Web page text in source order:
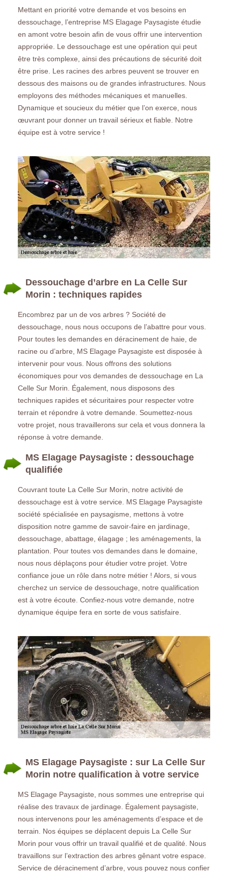
Mettant en priorité votre demande et vos besoins en
dessouchage, l’entreprise MS Elagage Paysagiste étudie
en amont votre besoin afin de vous offrir une intervention
appropriée. Le dessouchage est une opération qui peut
être très complexe, ainsi des précautions de sécurité doit
être prise. Les racines des arbres peuvent se trouver en
dessous des maisons ou de grandes infrastructures. Nous
employons des méthodes mécaniques et manuelles.
Dynamique et soucieux du métier que l’on exerce, nous
œuvrant pour donner un travail sérieux et fiable. Notre
équipe est à votre service !
Dessouchage d’arbre en La Celle Sur
Morin : techniques rapides
Encombrez par un de vos arbres ? Société de
dessouchage, nous nous occupons de l’abattre pour vous.
Pour toutes les demandes en déracinement de haie, de
racine ou d’arbre, MS Elagage Paysagiste est disposée à
intervenir pour vous. Nous offrons des solutions
économiques pour vos demandes de dessouchage en La
Celle Sur Morin. Également, nous disposons des
techniques rapides et sécuritaires pour respecter votre
terrain et répondre à votre demande. Soumettez-nous
votre projet, nous travaillerons sur cela et vous donnera la
réponse à votre demande.
MS Elagage Paysagiste : dessouchage
qualifiée
Couvrant toute La Celle Sur Morin, notre activité de
dessouchage est à votre service. MS Elagage Paysagiste
société spécialisée en paysagisme, mettons à votre
disposition notre gamme de savoir-faire en jardinage,
dessouchage, abattage, élagage ; les aménagements, la
plantation. Pour toutes vos demandes dans le domaine,
nous nous déplaçons pour étudier votre projet. Votre
confiance joue un rôle dans notre métier ! Alors, si vous
cherchez un service de dessouchage, notre qualification
est à votre écoute. Confiez-nous votre demande, notre
dynamique équipe fera en sorte de vous satisfaire.
MS Elagage Paysagiste : sur La Celle Sur
Morin notre qualification à votre service
MS Elagage Paysagiste, nous sommes une entreprise qui
réalise des travaux de jardinage. Également paysagiste,
nous intervenons pour les aménagements d’espace et de
terrain. Nos équipes se déplacent depuis La Celle Sur
Morin pour vous offrir un travail qualifié et de qualité. Nous
travaillons sur l’extraction des arbres gênant votre espace.
Service de déracinement d’arbre, vous pouvez nous confier